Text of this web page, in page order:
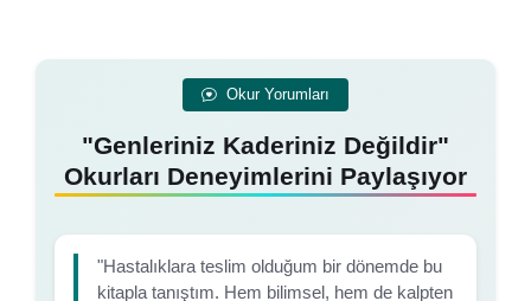
Okur Yorumları
"Genleriniz Kaderiniz Değildir"
Okurları Deneyimlerini Paylaşıyor
"Hastalıklara teslim olduğum bir dönemde bu
kitapla tanıştım. Hem bilimsel, hem de kalpten